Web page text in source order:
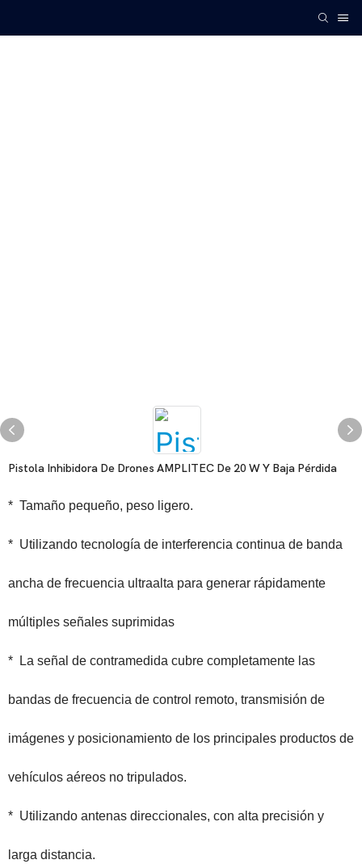
Pistola Inhibidora De Drones AMPLITEC De 20 W Y Baja Pérdida
* Tamaño pequeño, peso ligero.
* Utilizando tecnología de interferencia continua de banda
ancha de frecuencia ultraalta para generar rápidamente
múltiples señales suprimidas
* La señal de contramedida cubre completamente las
bandas de frecuencia de control remoto, transmisión de
imágenes y posicionamiento de los principales productos de
vehículos aéreos no tripulados.
* Utilizando antenas direccionales, con alta precisión y
larga distancia.